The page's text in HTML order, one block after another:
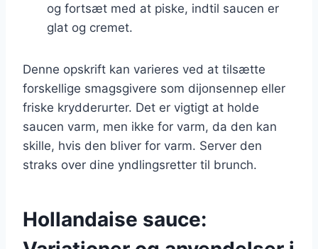
og fortsæt med at piske, indtil saucen er
glat og cremet.
Denne opskrift kan varieres ved at tilsætte
forskellige smagsgivere som dijonsennep eller
friske krydderurter. Det er vigtigt at holde
saucen varm, men ikke for varm, da den kan
skille, hvis den bliver for varm. Server den
straks over dine yndlingsretter til brunch.
Hollandaise sauce: